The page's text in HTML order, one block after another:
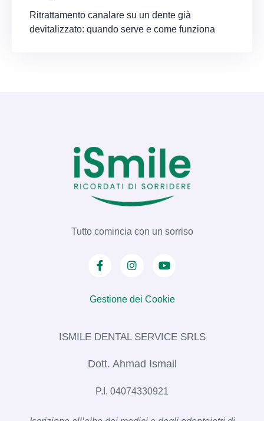
Ritrattamento canalare su un dente già
devitalizzato: quando serve e come funziona
Tutto comincia con un sorriso
Gestione dei Cookie
ISMILE DENTAL SERVICE SRLS​
Dott. Ahmad Ismail
P.I. 04074330921